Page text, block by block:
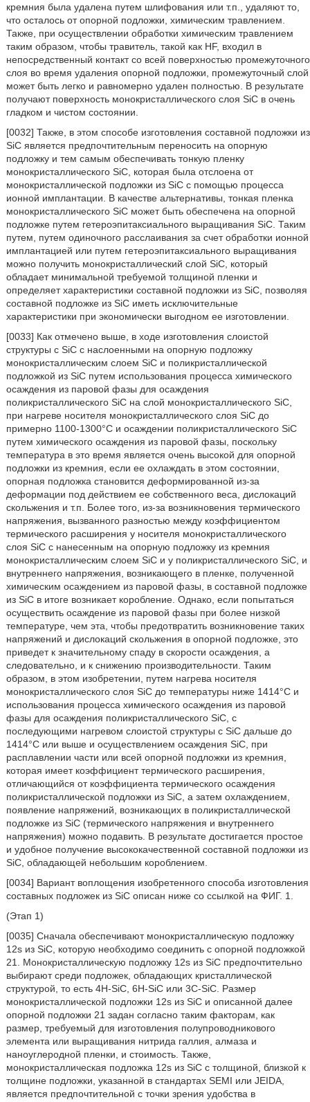
кремния была удалена путем шлифования или т.п., удаляют то,
что осталось от опорной подложки, химическим травлением.
Также, при осуществлении обработки химическим травлением
таким образом, чтобы травитель, такой как HF, входил в
непосредственный контакт со всей поверхностью промежуточного
слоя во время удаления опорной подложки, промежуточный слой
может быть легко и равномерно удален полностью. В результате
получают поверхность монокристаллического слоя SiC в очень
гладком и чистом состоянии.
[0032] Также, в этом способе изготовления составной подложки из
SiC является предпочтительным переносить на опорную
подложку и тем самым обеспечивать тонкую пленку
монокристаллического SiC, которая была отслоена от
монокристаллической подложки из SiC с помощью процесса
ионной имплантации. В качестве альтернативы, тонкая пленка
монокристаллического SiC может быть обеспечена на опорной
подложке путем гетероэпитаксиального выращивания SiC. Таким
путем, путем одиночного расслаивания за счет обработки ионной
имплантацией или путем гетероэпитаксиального выращивания
можно получить монокристаллический слой SiC, который
обладает минимальной требуемой толщиной пленки и
определяет характеристики составной подложки из SiC, позволяя
составной подложке из SiC иметь исключительные
характеристики при экономически выгодном ее изготовлении.
[0033] Как отмечено выше, в ходе изготовления слоистой
структуры с SiC с наслоенными на опорную подложку
монокристаллическим слоем SiC и поликристаллической
подложкой из SiC путем использования процесса химического
осаждения из паровой фазы для осаждения
поликристаллического SiC на слой монокристаллического SiC,
при нагреве носителя монокристаллического слоя SiC до
примерно 1100-1300°C и осаждении поликристаллического SiC
путем химического осаждения из паровой фазы, поскольку
температура в это время является очень высокой для опорной
подложки из кремния, если ее охлаждать в этом состоянии,
опорная подложка становится деформированной из-за
деформации под действием ее собственного веса, дислокаций
скольжения и т.п. Более того, из-за возникновения термического
напряжения, вызванного разностью между коэффициентом
термического расширения у носителя монокристаллического
слоя SiC с нанесенным на опорную подложку из кремния
монокристаллическим слоем SiC и у поликристаллического SiC, и
внутреннего напряжения, возникающего в пленке, полученной
химическим осаждением из паровой фазы, в составной подложке
из SiC в итоге возникает коробление. Однако, если попытаться
осуществить осаждение из паровой фазы при более низкой
температуре, чем эта, чтобы предотвратить возникновение таких
напряжений и дислокаций скольжения в опорной подложке, это
приведет к значительному спаду в скорости осаждения, а
следовательно, и к снижению производительности. Таким
образом, в этом изобретении, путем нагрева носителя
монокристаллического слоя SiC до температуры ниже 1414°C и
использования процесса химического осаждения из паровой
фазы для осаждения поликристаллического SiC, с
последующими нагревом слоистой структуры с SiC дальше до
1414°C или выше и осуществлением осаждения SiC, при
расплавлении части или всей опорной подложки из кремния,
которая имеет коэффициент термического расширения,
отличающийся от коэффициента термического осаждения
поликристаллической подложки из SiC, а затем охлаждением,
появление напряжений, возникающих в поликристаллической
подложке из SiC (термического напряжения и внутреннего
напряжения) можно подавить. В результате достигается простое
и удобное получение высококачественной составной подложки из
SiC, обладающей небольшим короблением.
[0034] Вариант воплощения изобретенного способа изготовления
составных подложек из SiC описан ниже со ссылкой на ФИГ. 1.
(Этап 1)
[0035] Сначала обеспечивают монокристаллическую подложку
12s из SiC, которую необходимо соединить с опорной подложкой
21. Монокристаллическую подложку 12s из SiC предпочтительно
выбирают среди подложек, обладающих кристаллической
структурой, то есть 4H-SiC, 6H-SiC или 3C-SiC. Размер
монокристаллической подложки 12s из SiC и описанной далее
опорной подложки 21 задан согласно таким факторам, как
размер, требуемый для изготовления полупроводникового
элемента или выращивания нитрида галлия, алмаза и
наноуглеродной пленки, и стоимость. Также,
монокристаллическая подложка 12s из SiC с толщиной, близкой к
толщине подложки, указанной в стандартах SEMI или JEIDA,
является предпочтительной с точки зрения удобства в